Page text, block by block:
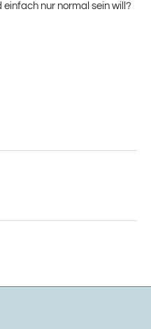
nur normal sein will?